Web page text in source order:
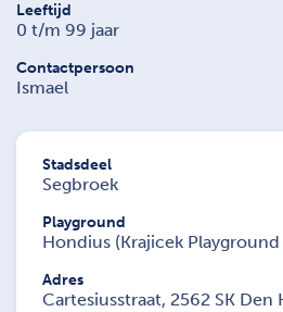
Leeftijd
0 t/m 99 jaar
Contactpersoon
Ismael
Stadsdeel
Segbroek
Playground
Hondius (Krajicek
Adres
Cartesiusstraat, 2562 SK Den